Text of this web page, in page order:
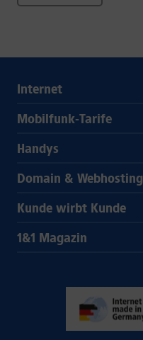
Internet
Mobilfunk-Tarife
Handys
Domain & Webhosting
Kunde wirbt Kunde
1&1 Magazin